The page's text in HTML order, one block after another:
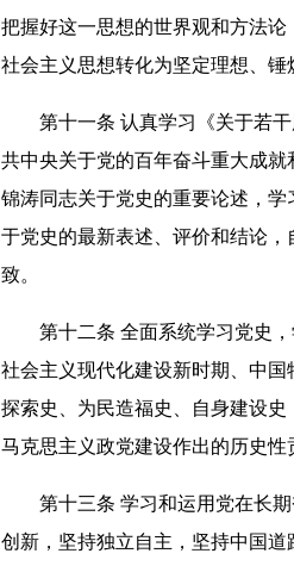
把握好这一思想的世界观和方法
社会主义思想转化为坚定理想、锤
第十一条 认真学习《关于若干
共中央关于党的百年奋斗重大成
锦涛同志关于党史的重要论述，
于党史的最新表述、评价和结论
致。
第十二条 全面系统学习党史，
社会主义现代化建设新时期、中
探索史、为民造福史、自身建设史
马克思主义政党建设作出的历史性
第十三条 学习和运用党在长期
创新，坚持独立自主，坚持中国